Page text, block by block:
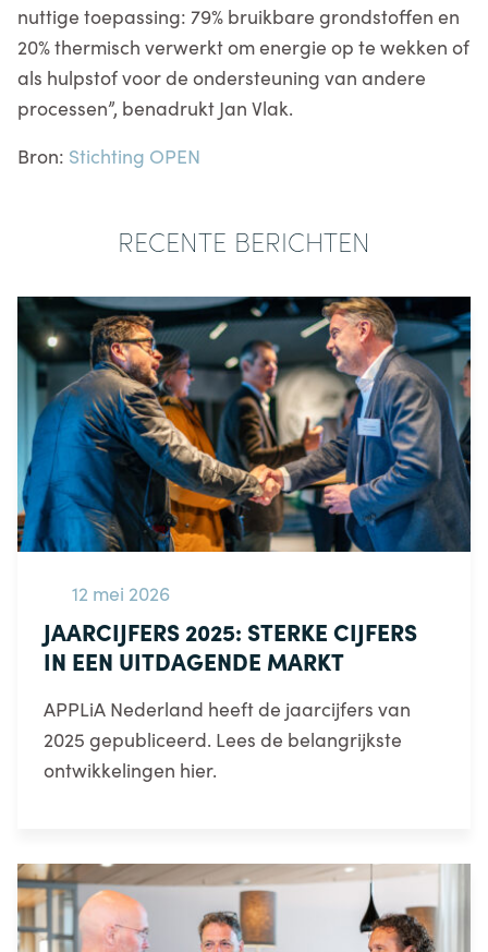
nuttige toepassing: 79% bruikbare grondstoffen en
20% thermisch verwerkt om energie op te wekken of
als hulpstof voor de ondersteuning van andere
processen”, benadrukt Jan Vlak.
Bron: Stichting OPEN
RECENTE BERICHTEN
12 mei 2026
JAARCIJFERS 2025: STERKE CIJFERS
IN EEN UITDAGENDE MARKT
APPLiA Nederland heeft de jaarcijfers van
2025 gepubliceerd. Lees de belangrijkste
ontwikkelingen hier.